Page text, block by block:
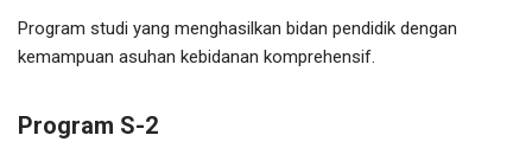
Program studi yang menghasilkan bidan pendidik dengan
kemampuan asuhan kebidanan komprehensif.
Program S-2